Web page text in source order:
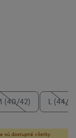
(40/42) L (44/
sú dostupné všetky